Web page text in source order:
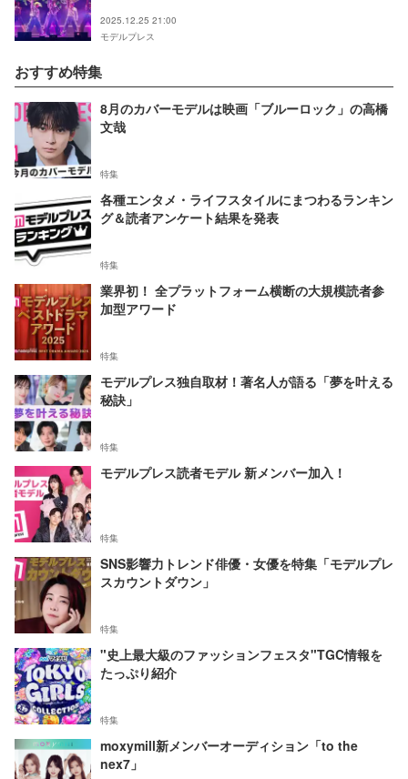
2025.12.25 21:00
モデルプレス
おすすめ特集
8月のカバーモデルは映画「ブルーロック」の高橋
文哉
特集
各種エンタメ・ライフスタイルにまつわるランキン
グ＆読者アンケート結果を発表
特集
業界初！ 全プラットフォーム横断の大規模読者参
加型アワード
特集
モデルプレス独自取材！著名人が語る「夢を叶える
秘訣」
特集
モデルプレス読者モデル 新メンバー加入！
特集
SNS影響力トレンド俳優・女優を特集「モデルプレ
スカウントダウン」
特集
"史上最大級のファッションフェスタ"TGC情報を
たっぷり紹介
特集
moxymill新メンバーオーディション「to the
nex7」